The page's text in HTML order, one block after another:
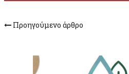
Προηγούμενο άρθρο